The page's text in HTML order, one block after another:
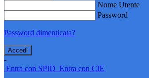
Nome Utente
Password
Password dimenticata?
-
Entra con SPID Entra con CIE